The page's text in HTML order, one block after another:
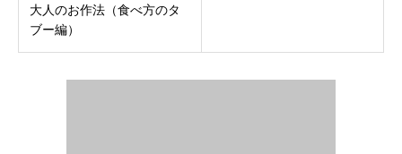
大人のお作法（食べ方のタ
ブー編）